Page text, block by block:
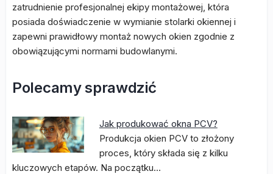
zatrudnienie profesjonalnej ekipy montażowej, która
posiada doświadczenie w wymianie stolarki okiennej i
zapewni prawidłowy montaż nowych okien zgodnie z
obowiązującymi normami budowlanymi.
Polecamy sprawdzić
Jak produkować okna PCV?
Produkcja okien PCV to złożony
proces, który składa się z kilku
kluczowych etapów. Na początku…